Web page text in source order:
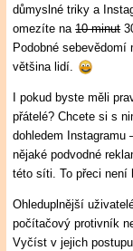
důmyslné triky a
omezíte na10 minut
Podobné sebevědomí
většina lidí.
I pokud byste měli
přátelé? Chcete si s
dohledem Instagramu
nějaké podvodné
této síti. To přeci není
Ohleduplnější
počítačový protivník
Vyčíst v jejich